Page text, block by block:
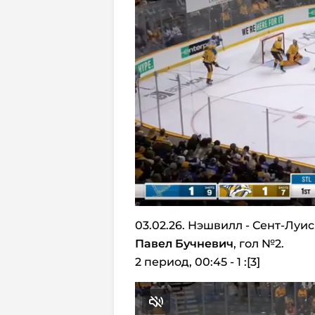
03.02.26. Нэшвилл - Сент-Луис
Павел Бучневич, гол №2.
2 период, 00:45 - 1 :[3]